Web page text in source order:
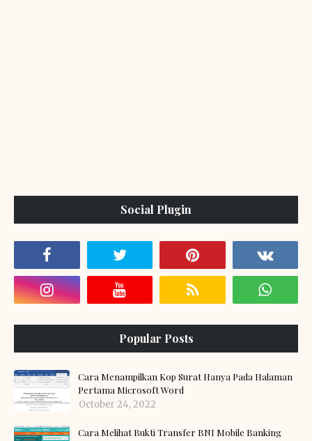
Social Plugin
Popular Posts
Cara Menampilkan Kop Surat Hanya Pada Halaman
Pertama Microsoft Word
October 24, 2022
Cara Melihat Bukti Transfer BNI Mobile Banking